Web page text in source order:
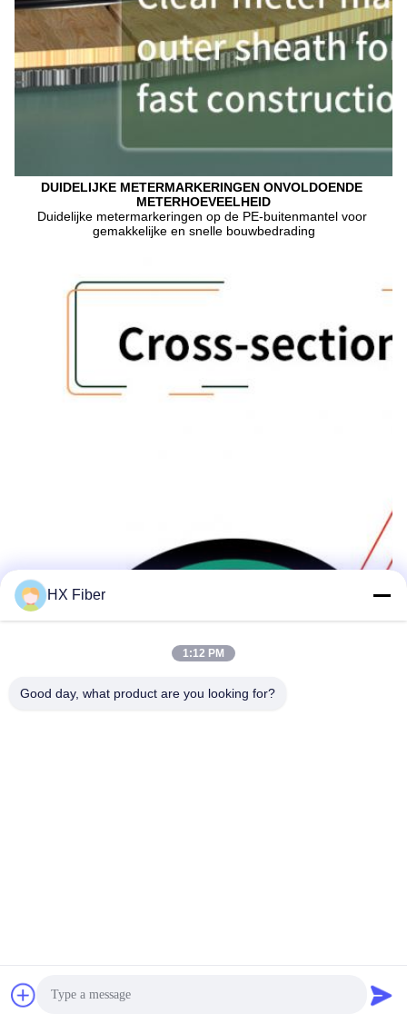
DUIDELIJKE METERMARKERINGEN ONVOLDOENDE
METERHOEVEELHEID
Duidelijke metermarkeringen op de PE-buitenmantel voor
gemakkelijke en snelle bouwbedrading
HX Fiber
1:12 PM
Good day, what product are you looking for?